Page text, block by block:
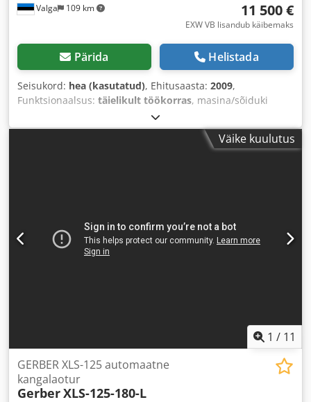
Valga 109 km 11 500 €
EXW VB lisandub käibemaks
Pärida Helistada
Seisukord: hea (kasutatud), Ehitusaasta: 2009,
Funktsionaalsus: täielikult töökorras, masina/sõiduki
, sisendtüüpi vool:
kolmefaasiline, sisendpinge:400 V, sisendvool:40 A,
Väike kuulutus
1 / 11
GERBER XLS-125 automaatne
kangalaotur
GerberXLS-125-180-L